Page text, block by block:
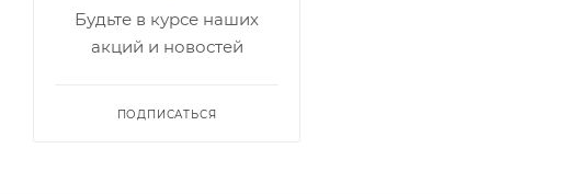
Будьте в курсе наших
акций и новостей
ПОДПИСАТЬСЯ